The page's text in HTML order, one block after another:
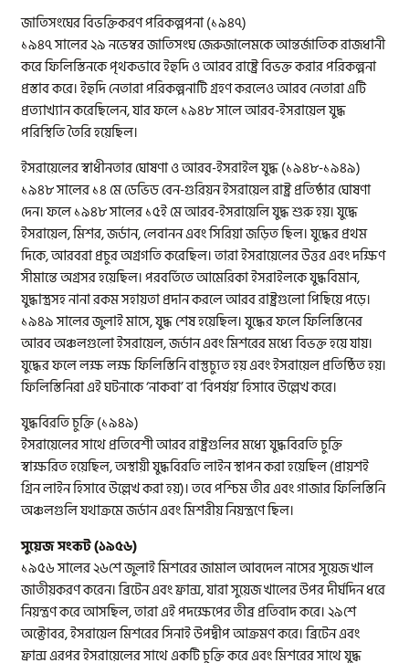
জাতিসংঘের বিভক্তিকরণ পরিকল্পপনা (১৯৪৭)
১৯৪৭ সালের ২৯ নভেম্বর জাতিসংঘ জেরুজালেমকে আন্তর্জাতিক রাজধানী
করে ফিলিস্তিনকে পৃথকভাবে ইহুদি ও আরব রাষ্ট্রে বিভক্ত করার পরিকল্পনা
প্রস্তাব করে। ইহুদি নেতারা পরিকল্পনাটি গ্রহণ করলেও আরব নেতারা এটি
প্রত্যাখ্যান করেছিলেন, যার ফলে ১৯৪৮ সালে আরব-ইসরায়েল যুদ্ধ
পরিস্থিতি তৈরি হয়েছিল।
ইসরায়েলের স্বাধীনতার ঘোষণা ও আরব-ইসরাইল যুদ্ধ (১৯৪৮-১৯৪৯)
১৯৪৮ সালের ১৪ মে ডেভিড বেন-গুরিয়ন ইসরায়েল রাষ্ট্র প্রতিষ্ঠার ঘোষণা
দেন। ফলে ১৯৪৮ সালের ১৫ই মে আরব-ইসরায়েলি যুদ্ধ শুরু হয়। যুদ্ধে
ইসরায়েল, মিশর, জর্ডান, লেবানন এবং সিরিয়া জড়িত ছিল। যুদ্ধের প্রথম
দিকে, আরবরা প্রচুর অগ্রগতি করেছিল। তারা ইসরায়েলের উত্তর এবং দক্ষিণ
সীমান্তে অগ্রসর হয়েছিল। পরবর্তিতে আমেরিকা ইসরাইলকে যুদ্ধবিমান,
যুদ্ধাস্ত্রসহ নানা রকম সহায়তা প্রদান করলে আরব রাষ্ট্রগুলো পিছিয়ে পড়ে।
১৯৪৯ সালের জুলাই মাসে, যুদ্ধ শেষ হয়েছিল। যুদ্ধের ফলে ফিলিস্তিনের
আরব অঞ্চলগুলো ইসরায়েল, জর্ডান এবং মিশরের মধ্যে বিভক্ত হয়ে যায়।
যুদ্ধের ফলে লক্ষ লক্ষ ফিলিস্তিনি বাস্তুচ্যুত হয় এবং ইসরায়েল প্রতিষ্ঠিত হয়।
ফিলিস্তিনিরা এই ঘটনাকে ‘নাকবা’ বা ‘বিপর্যয়’ হিসাবে উল্লেখ করে।
যুদ্ধবিরতি চুক্তি (১৯৪৯)
ইসরায়েলের সাথে প্রতিবেশী আরব রাষ্ট্রগুলির মধ্যে যুদ্ধবিরতি চুক্তি
স্বাক্ষরিত হয়েছিল, অস্থায়ী যুদ্ধবিরতি লাইন স্থাপন করা হয়েছিল (প্রায়শই
গ্রিন লাইন হিসাবে উল্লেখ করা হয়)। তবে পশ্চিম তীর এবং গাজার ফিলিস্তিনি
অঞ্চলগুলি যথাক্রমে জর্ডান এবং মিশরীয় নিয়ন্ত্রণে ছিল।
সুয়েজ সংকট (১৯৫৬)
১৯৫৬ সালের ২৬শে জুলাই মিশরের জামাল আবদেল নাসের সুয়েজ খাল
জাতীয়করণ করেন। ব্রিটেন এবং ফ্রান্স, যারা সুয়েজ খালের উপর দীর্ঘদিন ধরে
নিয়ন্ত্রণ করে আসছিল, তারা এই পদক্ষেপের তীব্র প্রতিবাদ করে। ২৯শে
অক্টোবর, ইসরায়েল মিশরের সিনাই উপদ্বীপ আক্রমণ করে। ব্রিটেন এবং
ফ্রান্স এরপর ইসরায়েলের সাথে একটি চুক্তি করে এবং মিশরের সাথে যুদ্ধ